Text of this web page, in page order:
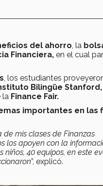
del ahorro , la
Financiera, en el cual
, los estudiantes
Bilingüe Stanford,
la Finance Fair.
importantes en las
de mis clases de Finanzas
los apoyen con la
niños, 40 equipos, en este
”, explicó.